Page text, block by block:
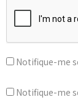
Notifique-me
Notifique-me